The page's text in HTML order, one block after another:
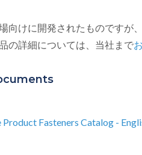
向けに開発されたものですが
の詳細については、当社まで
Fasteners Catalog -